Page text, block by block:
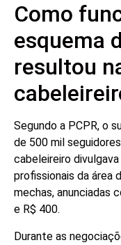
Como
esquema
resultou
Segundo a PCPR, o
de 500 mil
cabeleireiro
profissionais da área
mechas, anunciadas
e R$ 400.
Durante as